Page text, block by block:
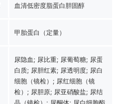
血清低密度脂蛋白胆固醇
甲胎蛋白（定量）
尿隐血; 尿比重; 尿葡萄糖; 尿蛋
白质; 尿胆红素; 尿透明度; 尿白
细胞（镜检）; 尿红细胞（镜
检）; 尿胆原; 尿亚硝酸盐; 尿结
晶（镜检）; 尿酮体; 尿白细胞酯